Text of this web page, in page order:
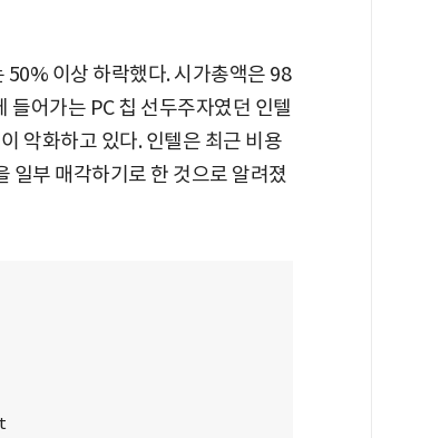
이상 하락했다. 시가총액은 98
어가는 PC 칩 선두주자였던 인텔
악화하고 있다. 인텔은 최근 비용
일부 매각하기로 한 것으로 알려졌